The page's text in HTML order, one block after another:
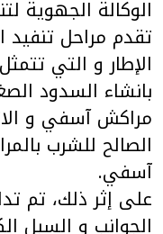
الوكالة الجهوية
تقدم مراحل تنفيد
الإطار و التي
بانشاء السدود
مراكش آسفي و
الصالح للشرب
آسفي.
على إثر ذلك، تم
الجوانب و السبل